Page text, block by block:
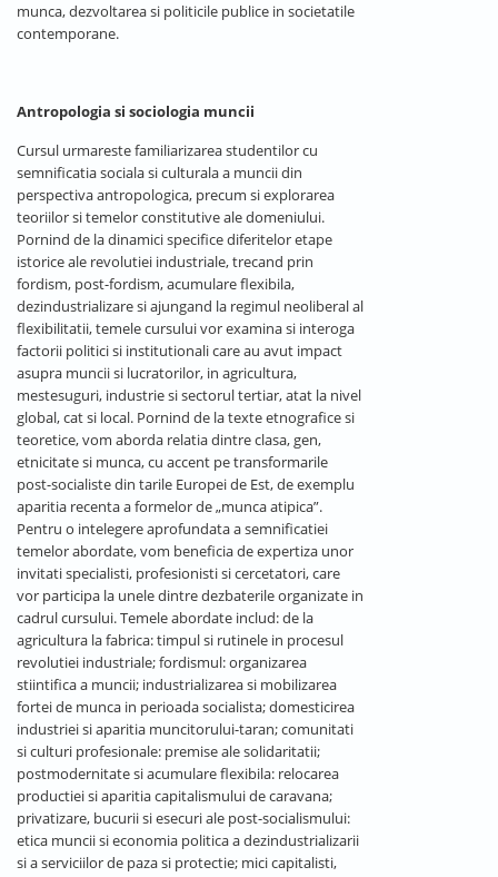
munca, dezvoltarea si politicile publice in societatile
contemporane.
Antropologia si sociologia muncii
Cursul urmareste familiarizarea studentilor cu
semnificatia sociala si culturala a muncii din
perspectiva antropologica, precum si explorarea
teoriilor si temelor constitutive ale domeniului.
Pornind de la dinamici specifice diferitelor etape
istorice ale revolutiei industriale, trecand prin
fordism, post-fordism, acumulare flexibila,
dezindustrializare si ajungand la regimul neoliberal al
flexibilitatii, temele cursului vor examina si interoga
factorii politici si institutionali care au avut impact
asupra muncii si lucratorilor, in agricultura,
mestesuguri, industrie si sectorul tertiar, atat la nivel
global, cat si local. Pornind de la texte etnografice si
teoretice, vom aborda relatia dintre clasa, gen,
etnicitate si munca, cu accent pe transformarile
post-socialiste din tarile Europei de Est, de exemplu
aparitia recenta a formelor de „munca atipica”.
Pentru o intelegere aprofundata a semnificatiei
temelor abordate, vom beneficia de expertiza unor
invitati specialisti, profesionisti si cercetatori, care
vor participa la unele dintre dezbaterile organizate in
cadrul cursului. Temele abordate includ: de la
agricultura la fabrica: timpul si rutinele in procesul
revolutiei industriale; fordismul: organizarea
stiintifica a muncii; industrializarea si mobilizarea
fortei de munca in perioada socialista; domesticirea
industriei si aparitia muncitorului-taran; comunitati
si culturi profesionale: premise ale solidaritatii;
postmodernitate si acumulare flexibila: relocarea
productiei si aparitia capitalismului de caravana;
privatizare, bucurii si esecuri ale post-socialismului:
etica muncii si economia politica a dezindustrializarii
si a serviciilor de paza si protectie; mici capitalisti,